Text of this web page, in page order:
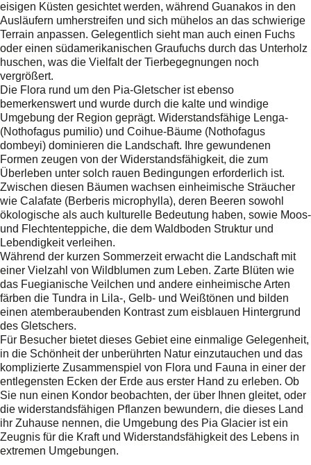
eisigen Küsten gesichtet werden, während Guanakos in den
Ausläufern umherstreifen und sich mühelos an das schwierige
Terrain anpassen. Gelegentlich sieht man auch einen Fuchs
oder einen südamerikanischen Graufuchs durch das Unterholz
huschen, was die Vielfalt der Tierbegegnungen noch
vergrößert.
Die Flora rund um den Pia-Gletscher ist ebenso
bemerkenswert und wurde durch die kalte und windige
Umgebung der Region geprägt. Widerstandsfähige Lenga-
(Nothofagus pumilio) und Coihue-Bäume (Nothofagus
dombeyi) dominieren die Landschaft. Ihre gewundenen
Formen zeugen von der Widerstandsfähigkeit, die zum
Überleben unter solch rauen Bedingungen erforderlich ist.
Zwischen diesen Bäumen wachsen einheimische Sträucher
wie Calafate (Berberis microphylla), deren Beeren sowohl
ökologische als auch kulturelle Bedeutung haben, sowie Moos-
und Flechtenteppiche, die dem Waldboden Struktur und
Lebendigkeit verleihen.
Während der kurzen Sommerzeit erwacht die Landschaft mit
einer Vielzahl von Wildblumen zum Leben. Zarte Blüten wie
das Fuegianische Veilchen und andere einheimische Arten
färben die Tundra in Lila-, Gelb- und Weißtönen und bilden
einen atemberaubenden Kontrast zum eisblauen Hintergrund
des Gletschers.
Für Besucher bietet dieses Gebiet eine einmalige Gelegenheit,
in die Schönheit der unberührten Natur einzutauchen und das
komplizierte Zusammenspiel von Flora und Fauna in einer der
entlegensten Ecken der Erde aus erster Hand zu erleben. Ob
Sie nun einen Kondor beobachten, der über Ihnen gleitet, oder
die widerstandsfähigen Pflanzen bewundern, die dieses Land
ihr Zuhause nennen, die Umgebung des Pia Glacier ist ein
Zeugnis für die Kraft und Widerstandsfähigkeit des Lebens in
extremen Umgebungen.